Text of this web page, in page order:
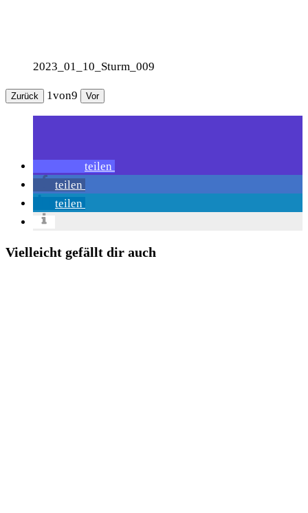
2023_01_10_Sturm_009
Zurück 1von9 Vor
teilen
teilen
teilen
Vielleicht gefällt dir auch